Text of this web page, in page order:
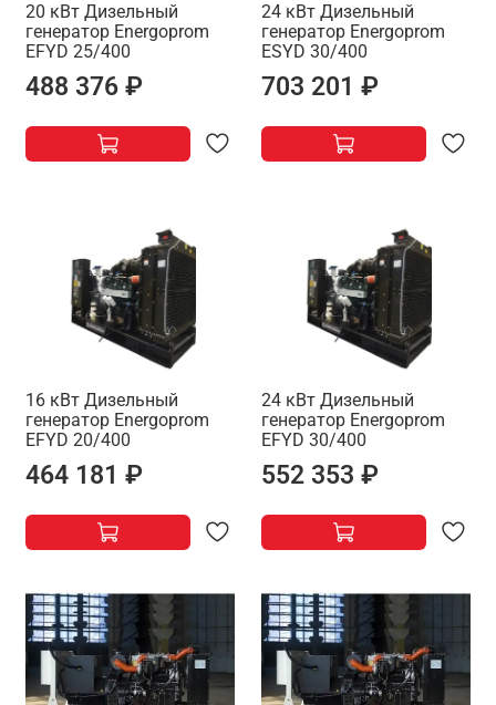
20 кВт Дизельный
генератор Energoprom
EFYD 25/400
488 376 ₽
24 кВт Дизельный
генератор Energoprom
ESYD 30/400
703 201 ₽
16 кВт Дизельный
генератор Energoprom
EFYD 20/400
464 181 ₽
24 кВт Дизельный
генератор Energoprom
EFYD 30/400
552 353 ₽